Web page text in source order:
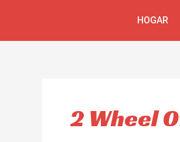
HOGAR
2 Wheel